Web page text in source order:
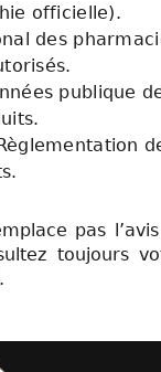
officielle).
des
publique
pas
toujours